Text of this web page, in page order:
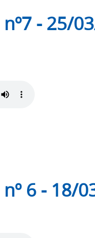
- 25/
6 - 18/